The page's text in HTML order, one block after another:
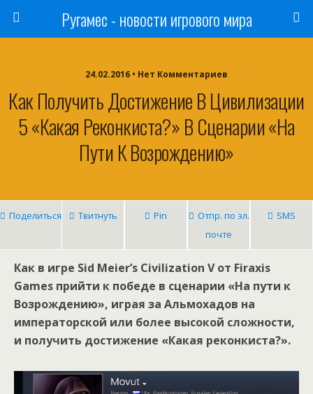
Ругамес - новости игрового мира
24.02.2016 • Нет Комментариев
Как Получить Достижение В Цивилизации
5 «Какая Реконкиста?» В Сценарии «На
Пути К Возрождению»
Поделиться Твитнуть Pin
Отпр. по эл.
почте
SMS
Как в игре Sid Meier’s Civilization V от Firaxis
Games прийти к победе в сценарии «На пути к
Возрождению», играя за Альмохадов на
императорской или более высокой сложности,
и получить достижение «Какая реконкиста?».